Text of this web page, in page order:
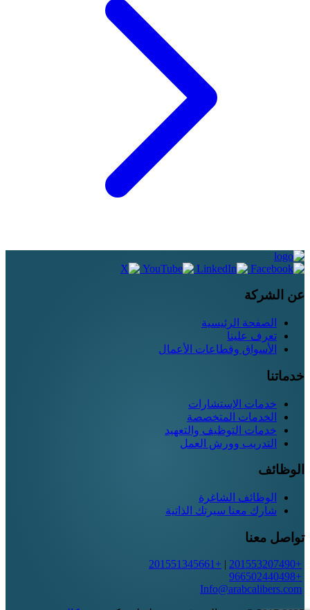
عن الشركة
الصفحة الرئيسية
تعرف علينا
الأسواق وقطاعات الأعمال
خدماتنا
خدمات الإستشارات
الخدمات المتخصصة
خدمات التوظيف والتعهيد
التدريب وورش العمل
الوظائف
الوظائف الشاغرة
شارك معنا سيرتك الذاتية
تواصل معنا
+201553207490
|
+201551345661
+966502440498
Info@arabcalibers.com